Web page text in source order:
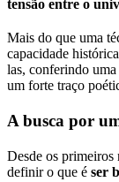
tensão entre o
Mais do que uma
capacidade
las, conferindo
um forte traço
A busca por
Desde os primeiros
definir o que é ser